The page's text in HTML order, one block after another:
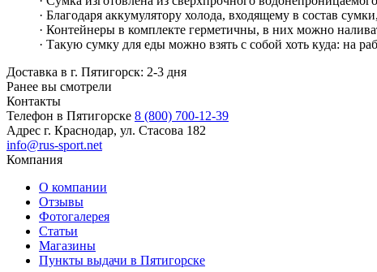
· Благодаря аккумулятору холода, входящему в состав
· Контейнеры в комплекте герметичны, в них можно
· Такую сумку для еды можно взять с собой хоть куда: на
Доставка в г. Пятигорск: 2-3 дня
Ранее вы смотрели
Контакты
Телефон в Пятигорске 8 (800) 700-12-39
Адрес г. Краснодар, ул. Стасова 182
info@rus-sport.net
Компания
О компании
Отзывы
Фотогалерея
Статьи
Магазины
Пункты выдачи в Пятигорске